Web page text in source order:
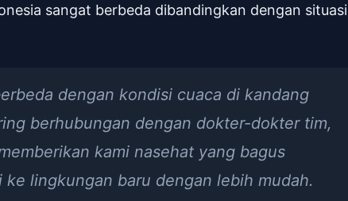
sangat berbeda dibandingkan dengan situasi
dengan kondisi cuaca di kandang
berhubungan dengan dokter-dokter tim,
kami nasehat yang bagus
lingkungan baru dengan lebih mudah.